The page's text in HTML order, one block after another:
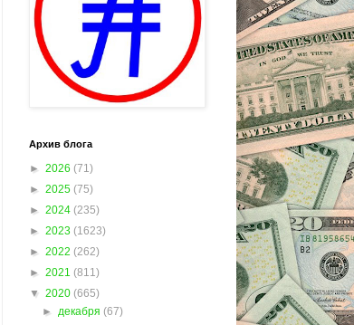
Архив блога
► 2026 (71)
► 2025 (75)
► 2024 (235)
► 2023 (1623)
► 2022 (262)
► 2021 (811)
▼ 2020 (665)
►декабря(67)